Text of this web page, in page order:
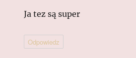
Ja tez są super
Odpowiedz